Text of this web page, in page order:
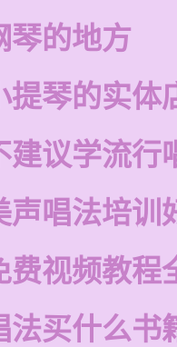
琴的地方
提琴的实体
建议学流行
声唱法培训
费视频教程
法买什么书